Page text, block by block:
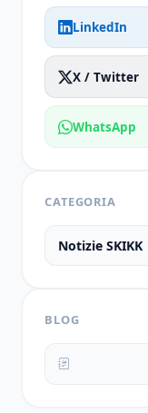
LinkedIn
X / Twitter
WhatsApp
CATEGORIA
Notizie SKIKK
BLOG